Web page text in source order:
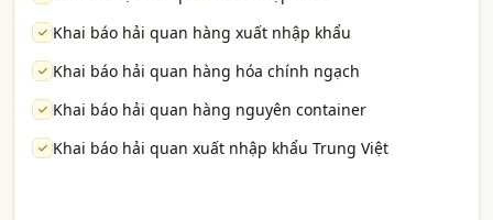
Khai báo hải quan hàng xuất nhập khẩu
Khai báo hải quan hàng hóa chính ngạch
Khai báo hải quan hàng nguyên container
Khai báo hải quan xuất nhập khẩu Trung Việt